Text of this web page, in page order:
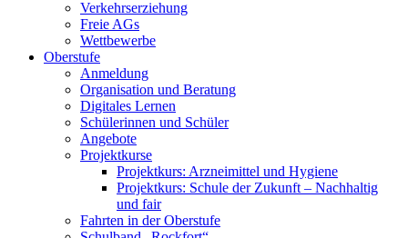
Verkehrserziehung
Freie AGs
Wettbewerbe
Oberstufe
Anmeldung
Organisation und Beratung
Digitales Lernen
Schülerinnen und Schüler
Angebote
Projektkurse
Projektkurs: Arzneimittel und Hygiene
Projektkurs: Schule der Zukunft – Nachhaltig
und fair
Fahrten in der Oberstufe